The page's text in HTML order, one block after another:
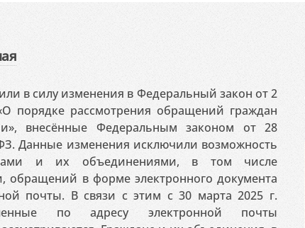
в силу изменения в Федеральный закон от 2
порядке рассмотрения обращений граждан
внесённые Федеральным законом от 28
Данные изменения исключили возможность
и их объединениями, в том числе
в форме электронного документа
почты. В связи с этим с 30 марта 2025 г.
по адресу электронной почты